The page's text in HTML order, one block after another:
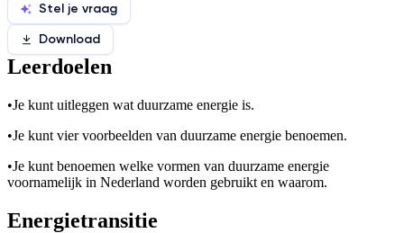
Stel je vraag
Download
Leerdoelen
•Je kunt uitleggen wat duurzame energie is.
•Je kunt vier voorbeelden van duurzame energie benoemen.
•Je kunt benoemen welke vormen van duurzame energie
voornamelijk in Nederland worden gebruikt en waarom.
Energietransitie